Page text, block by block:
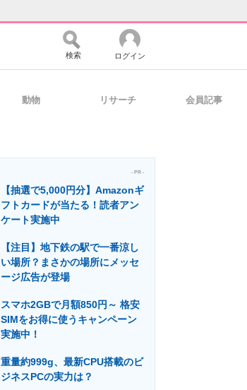
マーケ×ITの今がよく分かる
建設×テクノロジーの最前線
検索 ログイン
動物 リサーチ 会員記事
- PR -
【抽選で5,000円分】Amazonギ
フトカードが当たる！読者アン
ケート実施中
【注目】地下鉄の駅で一番涼し
い場所？まさかの場所にメッセ
ージ広告が登場
スマホ2GBで月額850円～ 格安
SIMをお得に使うキャンペーン
実施中！
重量約999g、最新CPU搭載のビ
ジネスPCの実力は？